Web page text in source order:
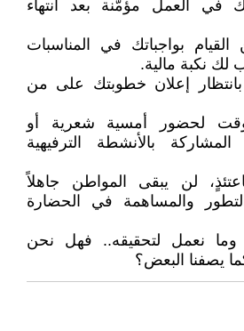
في العمل مؤمّنة بعد انتهاء
بواجباتك في المناسبات
لك نكبة مالية.
إعلان خطوبتك على من
لحضور أمسية شعرية أو
بالأنشطة الترفيهية
لن يبقى المواطن جاهلاً
والمساهمة في الحضارة
نعمل لتحقيقه.. فهل نحن
يصفنا البعض؟